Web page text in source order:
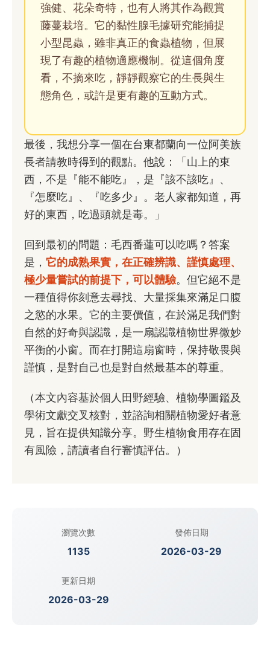
強健、花朵奇特，也有人將其作為觀賞
藤蔓栽培。它的黏性腺毛據研究能捕捉
小型昆蟲，雖非真正的食蟲植物，但展
現了有趣的植物適應機制。從這個角度
看，不摘來吃，靜靜觀察它的生長與生
態角色，或許是更有趣的互動方式。
最後，我想分享一個在台東都蘭向一位阿美族
長者請教時得到的觀點。他說：「山上的東
西，不是『能不能吃』，是『該不該吃』、
『怎麼吃』、『吃多少』。老人家都知道，再
好的東西，吃過頭就是毒。」
回到最初的問題：毛西番蓮可以吃嗎？答案
是， 它的成熟果實，在正確辨識、謹慎處理、
極少量嘗試的前提下，可以體驗。但它絕不是
一種值得你刻意去尋找、大量採集來滿足口腹
之慾的水果。它的主要價值，在於滿足我們對
自然的好奇與認識，是一扇認識植物世界微妙
平衡的小窗。而在打開這扇窗時，保持敬畏與
謹慎，是對自己也是對自然最基本的尊重。
（本文內容基於個人田野經驗、植物學圖鑑及
學術文獻交叉核對，並諮詢相關植物愛好者意
見，旨在提供知識分享。野生植物食用存在固
有風險，請讀者自行審慎評估。）
瀏覽次數
1135
發佈日期
2026-03-29
更新日期
2026-03-29